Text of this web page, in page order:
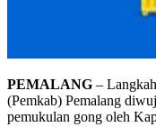
PEMALANG –
(Pemkab) Pemalang
pemukulan gong oleh